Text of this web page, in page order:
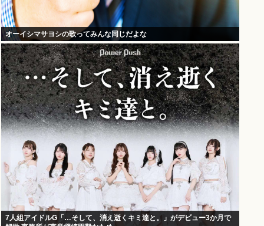
オーイシマサヨシの歌ってみんな同じだよな
7人組アイドルG「…そして、消え逝くキミ達と。」がデビュー3か月で